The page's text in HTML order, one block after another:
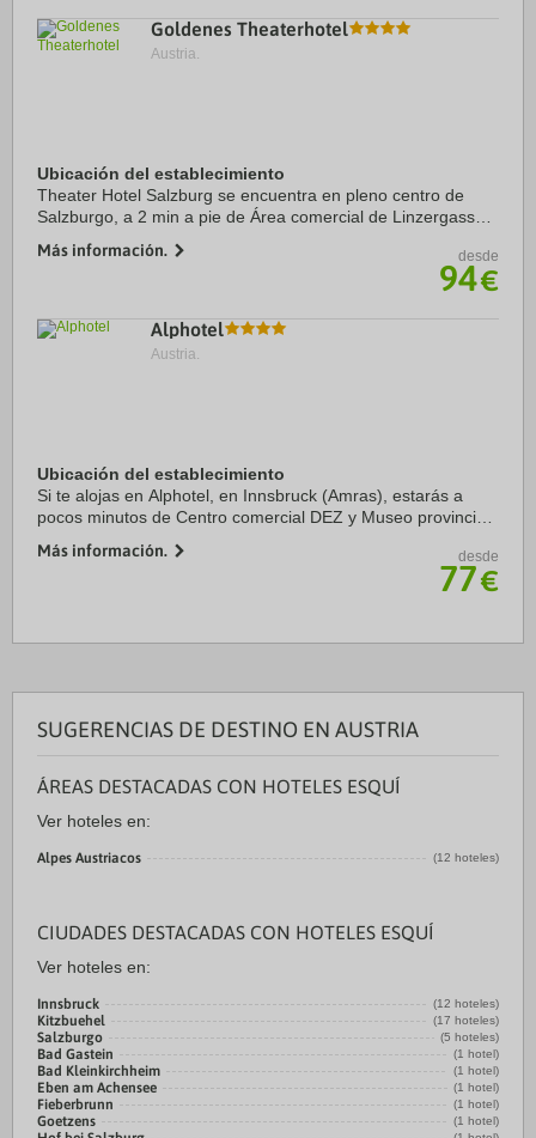
Goldenes Theaterhotel
Austria.
Ubicación del establecimiento
Theater Hotel Salzburg se encuentra en pleno centro de
Salzburgo, a 2 min a pie de Área comercial de Linzergasse y
encuentra a 1,1 km de Palacio y ...
Más información. desde
94€
Alphotel
Austria.
Ubicación del establecimiento
Si te alojas en Alphotel, en Innsbruck (Amras), estarás a
pocos minutos de Centro comercial DEZ y Museo provincial
de Castillo de Ambras y Lago ...
Más información. desde
77€
SUGERENCIAS DE DESTINO EN AUSTRIA
ÁREAS DESTACADAS CON HOTELES ESQUÍ
Ver hoteles en:
Alpes Austriacos (12 hoteles)
CIUDADES DESTACADAS CON HOTELES ESQUÍ
Ver hoteles en:
Innsbruck (12 hoteles)
Kitzbuehel (17 hoteles)
Salzburgo (5 hoteles)
Bad Gastein (1 hotel)
Bad Kleinkirchheim (1 hotel)
Eben am Achensee (1 hotel)
Fieberbrunn (1 hotel)
Goetzens (1 hotel)